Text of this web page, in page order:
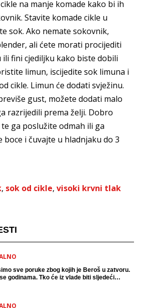
na manje komade kako bi ih
Stavite komade cikle u
sok. Ako nemate sokovnik,
ali ćete morati procijediti
fini cjediljku kako biste dobili
limun, iscijedite sok limuna i
cikle. Limun će dodati svježinu.
gust, možete dodati malo
razrijedili prema želji. Dobro
ga poslužite odmah ili ga
i čuvajte u hladnjaku do 3
, sok od cikle, visoki krvni tlak
sve poruke zbog kojih je Beroš u zatvoru.
godinama. Tko će iz vlade biti sljedeći